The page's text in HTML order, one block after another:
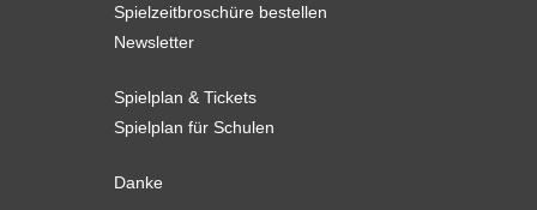
Spielzeitbroschüre bestellen
Newsletter
Spielplan & Tickets
Spielplan für Schulen
Danke